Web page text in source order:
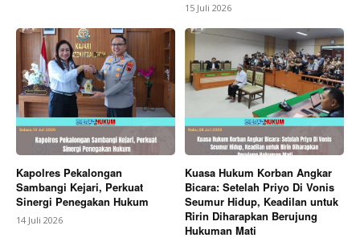
15 Juli 2026
Kapolres Pekalongan
Sambangi Kejari, Perkuat
Sinergi Penegakan Hukum
14 Juli 2026
Kuasa Hukum Korban Angkar
Bicara: Setelah Priyo Di Vonis
Seumur Hidup, Keadilan untuk
Ririn Diharapkan Berujung
Hukuman Mati